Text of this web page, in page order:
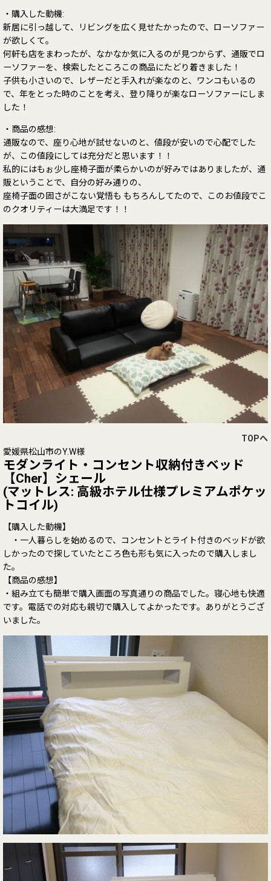
・購入した動機:
新居に引っ越して、リビングを広く見せたかったので、ローソファー
が欲しくて。
何軒も店をまわったが、なかなか気に入るのが見つからず、通販でロ
ーソファーを、検索したところこの商品にたどり着きました！
子供も小さいので、レザーだと手入れが楽なのと、ワンコもいるの
で、年をとった時のことを考え、登り降りが楽なローソファーにしま
した！
・商品の感想:
通販なので、座り心地が試せないのと、値段が安いので心配でした
が、この値段にしては充分だと思います！！
私的にはもぉ少し座椅子面が柔らかいのが好みではありましたが、通
販ということで、自分の好み通りの、
座椅子面の固さがこない覚悟も もちろんしてたので、このお値段でこ
のクオリティーは大満足です！！
TOPへ
愛媛県松山市のY.W様
モダンライト・コンセント収納付きベッド
【Cher】シェール
(マットレス: 高級ホテル仕様プレミアムポケッ
トコイル)
【購入した動機】
・一人暮らしを始めるので、コンセントとライト付きのベッドが欲
しかったので探していたところ色も形も気に入ったので購入しまし
た。
【商品の感想】
・組み立ても簡単で購入画面の写真通りの商品でした。寝心地も快適
です。電話での対応も親切で購入してよかったです。ありがとうござ
いました。